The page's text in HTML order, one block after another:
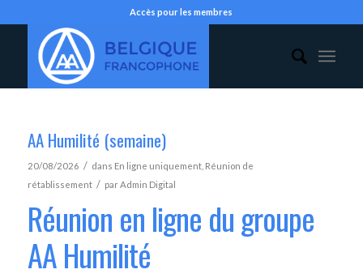
Accès pour les membres
AA Humilité (semaine)
20/08/2026 / dans En ligne uniquement, Réunion de
rétablissement / parAdmin Digital
Réunion en ligne du groupe
AA Humilité